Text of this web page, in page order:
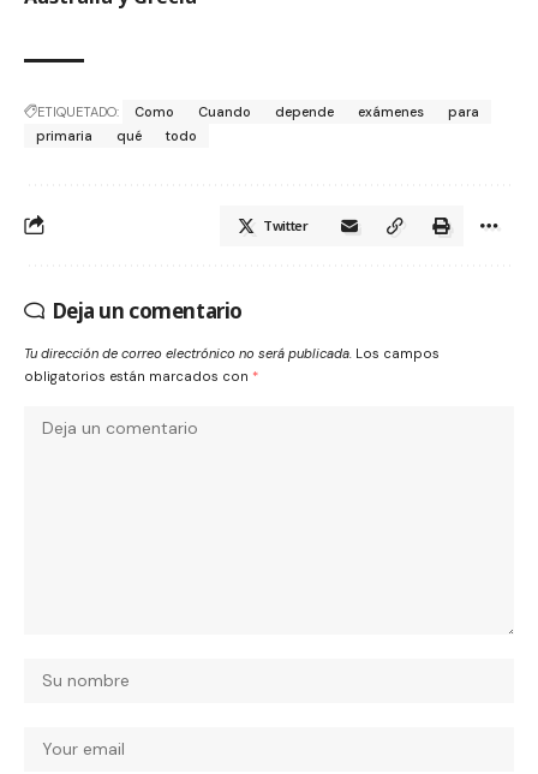
ETIQUETADO: Como Cuando depende exámenes
para
primaria
qué todo
Twitter
Deja un comentario
Tu dirección de correo electrónico no será publicada. Los campos
obligatorios están marcados con *